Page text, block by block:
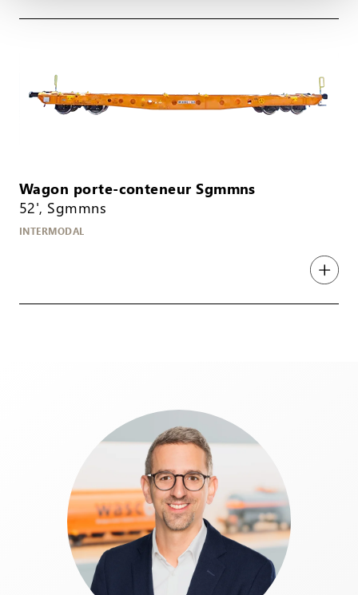
Wagon porte-conteneur Sgmmns
52', Sgmmns
INTERMODAL